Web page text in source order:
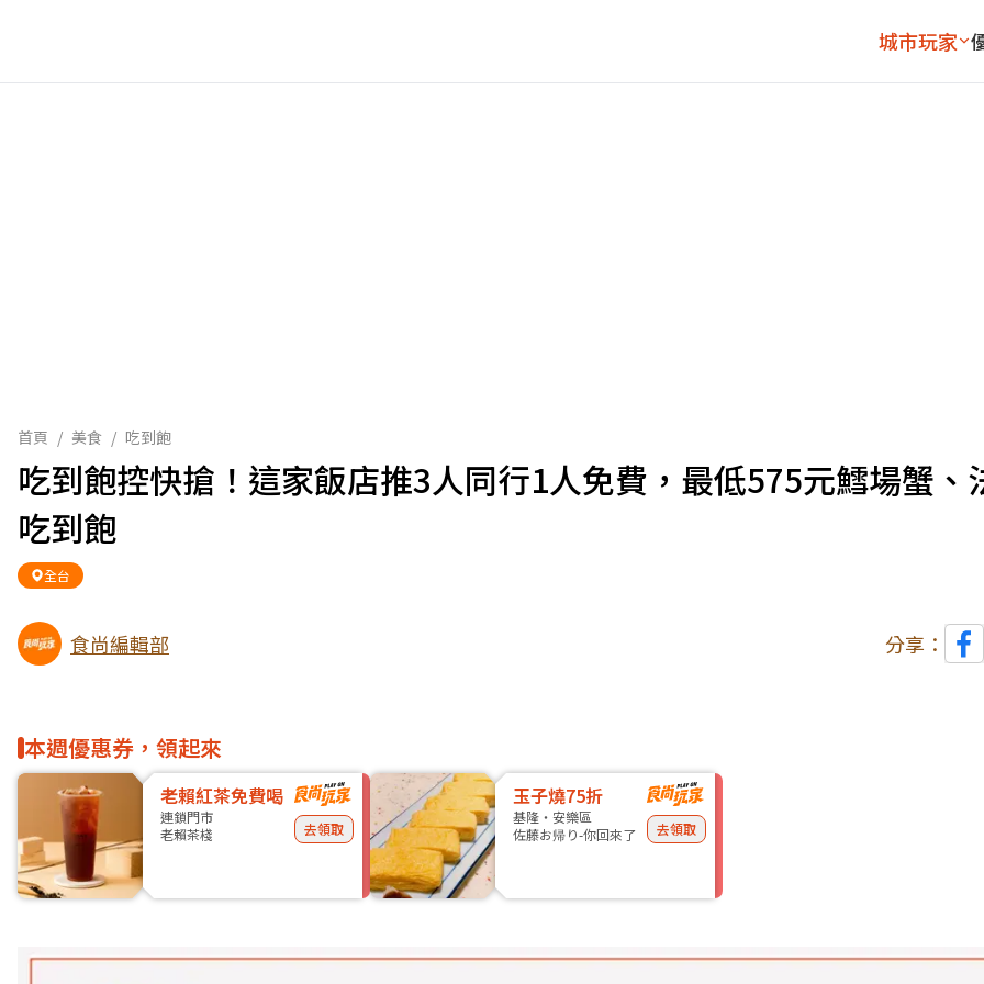
城市玩家
首頁 / 美食 / 吃到飽
吃到飽控快搶！這家飯店推3人同行1人免費，最低575元鱈場蟹、
吃到飽
全台
食尚編輯部 分享：
本週優惠券，領起來
老賴紅茶免費喝
連鎖門市
老賴茶棧
去領取
玉子燒75折
基隆・安樂區
佐藤お帰り-你回來了
去領取